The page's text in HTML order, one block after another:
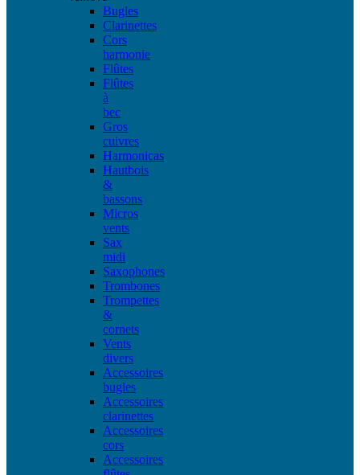
Bugles
Clarinettes
Cors
harmonie
Flûtes
Flûtes
à
bec
Gros
cuivres
Harmonicas
Hautbois
&
bassons
Micros
vents
Sax
midi
Saxophones
Trombones
Trompettes
&
cornets
Vents
divers
Accessoires
bugles
Accessoires
clarinettes
Accessoires
cors
Accessoires